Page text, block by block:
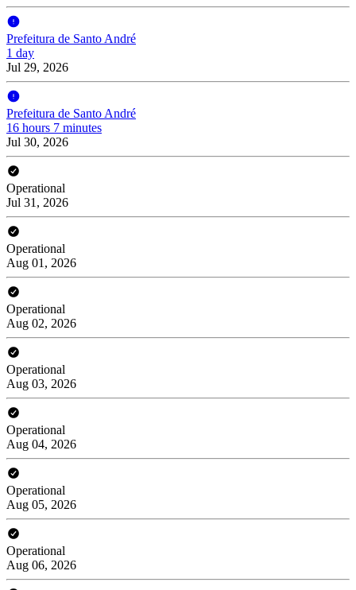
Prefeitura de Santo André
1 day
Jul 29, 2026
Prefeitura de Santo André
16 hours 7 minutes
Jul 30, 2026
Operational
Jul 31, 2026
Operational
Aug 01, 2026
Operational
Aug 02, 2026
Operational
Aug 03, 2026
Operational
Aug 04, 2026
Operational
Aug 05, 2026
Operational
Aug 06, 2026